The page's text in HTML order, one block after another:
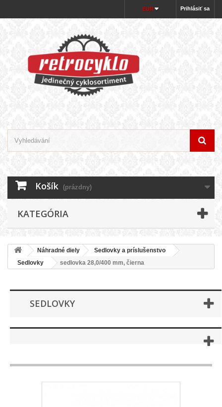
Prihlásiť sa
EUR
Košík (prázdny)
KATEGÓRIA
Náhradné diely
Sedlovky a príslušenstvo
Sedlovky
sedlovka 28,0/400 mm, čierna
SEDLOVKY